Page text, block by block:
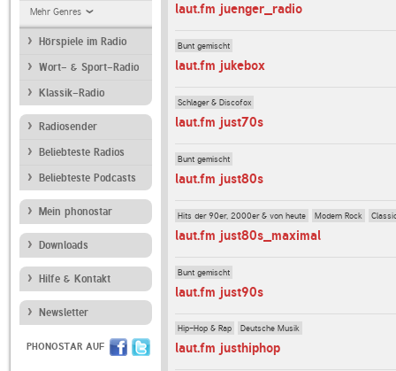
Mehr Genres
Hörspiele im Radio
Wort- & Sport-Radio
Klassik-Radio
Radiosender
Beliebteste Radios
Beliebteste Podcasts
Mein phonostar
Downloads
Hilfe & Kontakt
Newsletter
PHONOSTAR AUF
laut.fm juenger_radio
Bunt gemischt
laut.fm jukebox
Schlager & Discofox
laut.fm just70s
Bunt gemischt
laut.fm just80s
Hits der 90er, 2000er & von heute Modern Rock
laut.fm just80s_maximal
Bunt gemischt
laut.fm just90s
Hip-Hop & Rap Deutsche Musik
laut.fm justhiphop